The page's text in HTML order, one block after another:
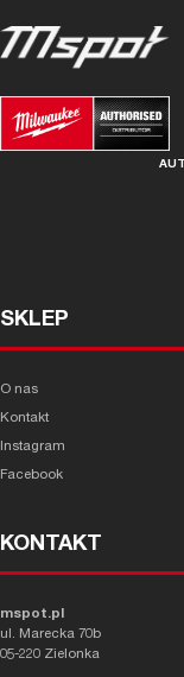
SKLEP
O nas
Kontakt
Instagram
Facebook
KONTAKT
mspot.pl
ul. Marecka 70b
05-220 Zielonka